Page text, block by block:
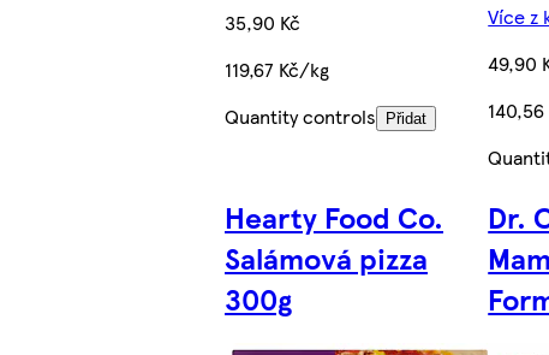
35,90 Kč
119,67 Kč/kg
Quantity controls Přidat
Více z
49,90
Hearty Food Co.
Salámová pizza
300g
Dr.